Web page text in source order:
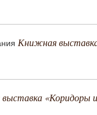
Книжная
«Коридоры